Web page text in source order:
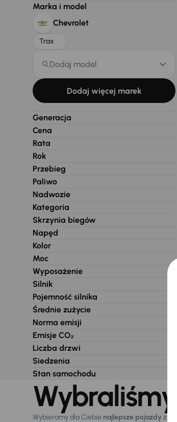
Marka i model
Chevrolet
Trax
Dodaj model
Dodaj więcej marek
Generacja
Cena
Rata
Rok
Przebieg
Paliwo
Nadwozie
Kategoria
Skrzynia biegów
Napęd
Kolor
Moc
Wyposażenie
Silnik
Pojemność silnika
Średnie zużycie
Norma emisji
Emisje CO₂
Liczba drzwi
Siedzenia
Stan samochodu
Wybieramy dla Ciebie najlepsze pojazdy z